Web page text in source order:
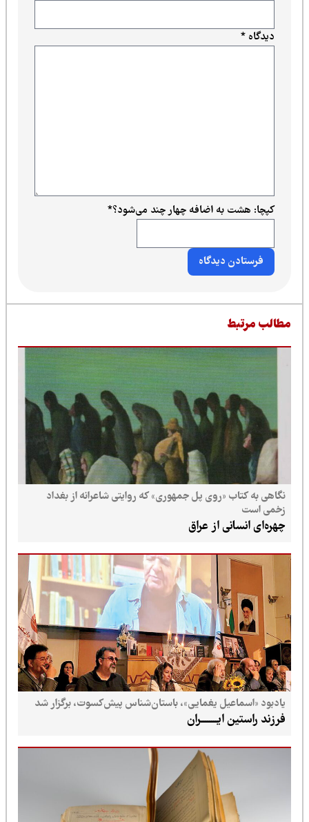
دیدگاه*
کپچا: هشت به اضافه چهار چند می‌شود؟*
مرتبط
نگاهی به کتاب «روی پل جمهوری» که روایتی شاعرانه از بغداد
زخمی است
چهره‌ای انسانی از عراق
یادبود «اسماعیل یغمایی»، باستان‌شناس پیش‌کسوت، برگزار شد
فرزند راستین ایــــــــران